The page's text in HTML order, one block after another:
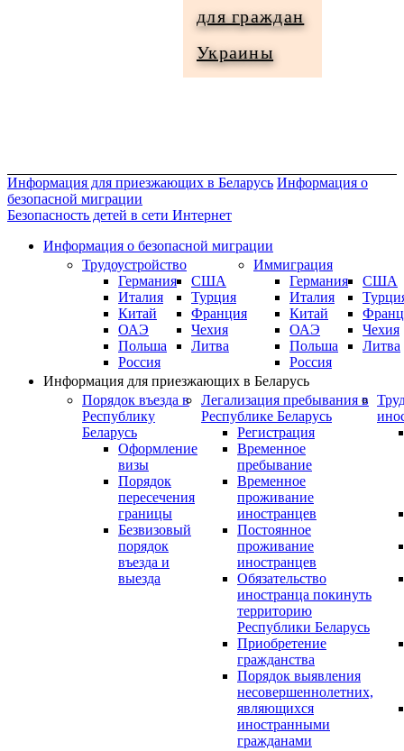
для граждан
Украины
Информация для приезжающих в Беларусь Информация о
безопасной миграции
Безопасность детей в сети Интернет
Информация о безопасной миграции
Трудоустройство
Германия
Италия
Китай
ОАЭ
Польша
Россия
США
Турция
Франция
Чехия
Литва
Иммиграция
Германия
Италия
Китай
ОАЭ
Польша
Россия
США
Чехия
Литва
Информация для приезжающих в Беларусь
Порядок въезда в
Республику
Беларусь
Оформление
визы
Порядок
пересечения
границы
Безвизовый
порядок
въезда и
выезда
Легализация пребывания в
Республике Беларусь
Регистрация
Временное
пребывание
Временное
проживание
иностранцев
Постоянное
проживание
иностранцев
Обязательство
иностранца покинуть
территорию
Республики Беларусь
Приобретение
гражданства
Порядок выявления
несовершеннолетних,
являющихся
иностранными
гражданами